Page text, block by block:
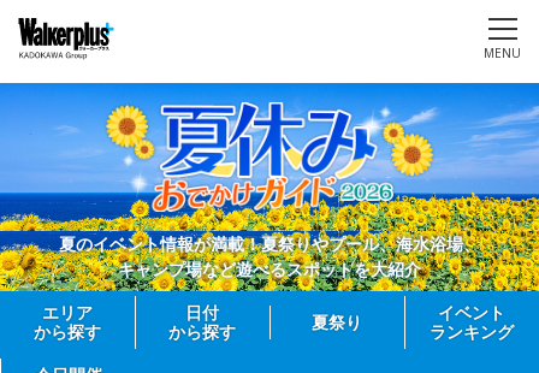
MENU
夏のイベント情報が満載！夏祭りやプール、海水浴場、
キャンプ場など遊べるスポットを大紹介
エリア
から探す
日付
から探す
夏祭り
イベント
ランキング